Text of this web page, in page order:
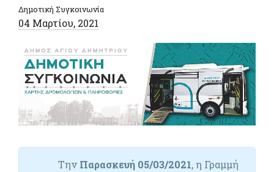
Δημοτική Συγκοινωνία
04 Μαρτίου, 2021
Την Παρασκευή 05/03/2021, η Γραμμή